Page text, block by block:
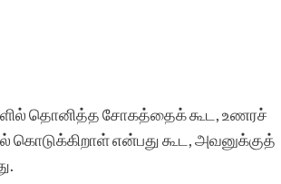
தொனித்த சோகத்தைக் கூட, உணரச்
என்பது கூட, அவனுக்குத்